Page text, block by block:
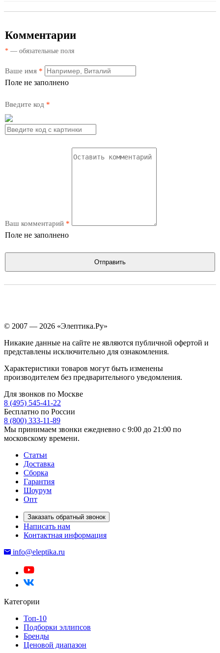
Комментарии
* — обязательные поля
Ваше имя *
Поле не заполнено
Введите код *
Ваш комментарий *
Поле не заполнено
Отправить
© 2007 — 2026 «Элептика.Ру»
Никакие данные на сайте не являются публичной офертой и
представлены исключительно для ознакомления.
Характеристики товаров могут быть изменены
производителем без предварительного уведомления.
Для звонков по Москве
8 (495) 545-41-22
Бесплатно по России
8 (800) 333-11-89
Мы принимаем звонки ежедневно с 9:00 до 21:00 по
московскому времени.
Статьи
Доставка
Сборка
Гарантия
Шоурум
Опт
Заказать обратный звонок
Написать нам
Контактная информация
info@eleptika.ru
Категории
Топ-10
Подборки эллипсов
Бренды
Ценовой диапазон